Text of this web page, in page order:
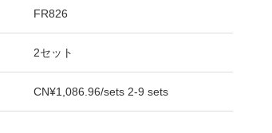
FR826
2セット
CN¥1,086.96/sets 2-9 sets